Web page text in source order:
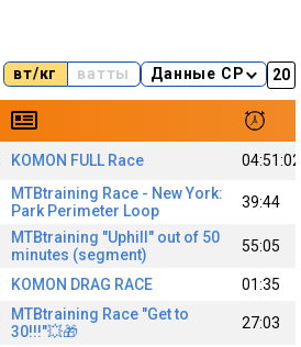
вт/кг ватты Данные CP
KOMON FULL Race 04:51:02
MTBtraining Race - New York:
Park Perimeter Loop
39:44
MTBtraining "Uphill" out of 50
minutes (segment)
55:05
KOMON DRAG RACE 01:35
MTBtraining Race "Get to
30!!!"💥🎁
27:03